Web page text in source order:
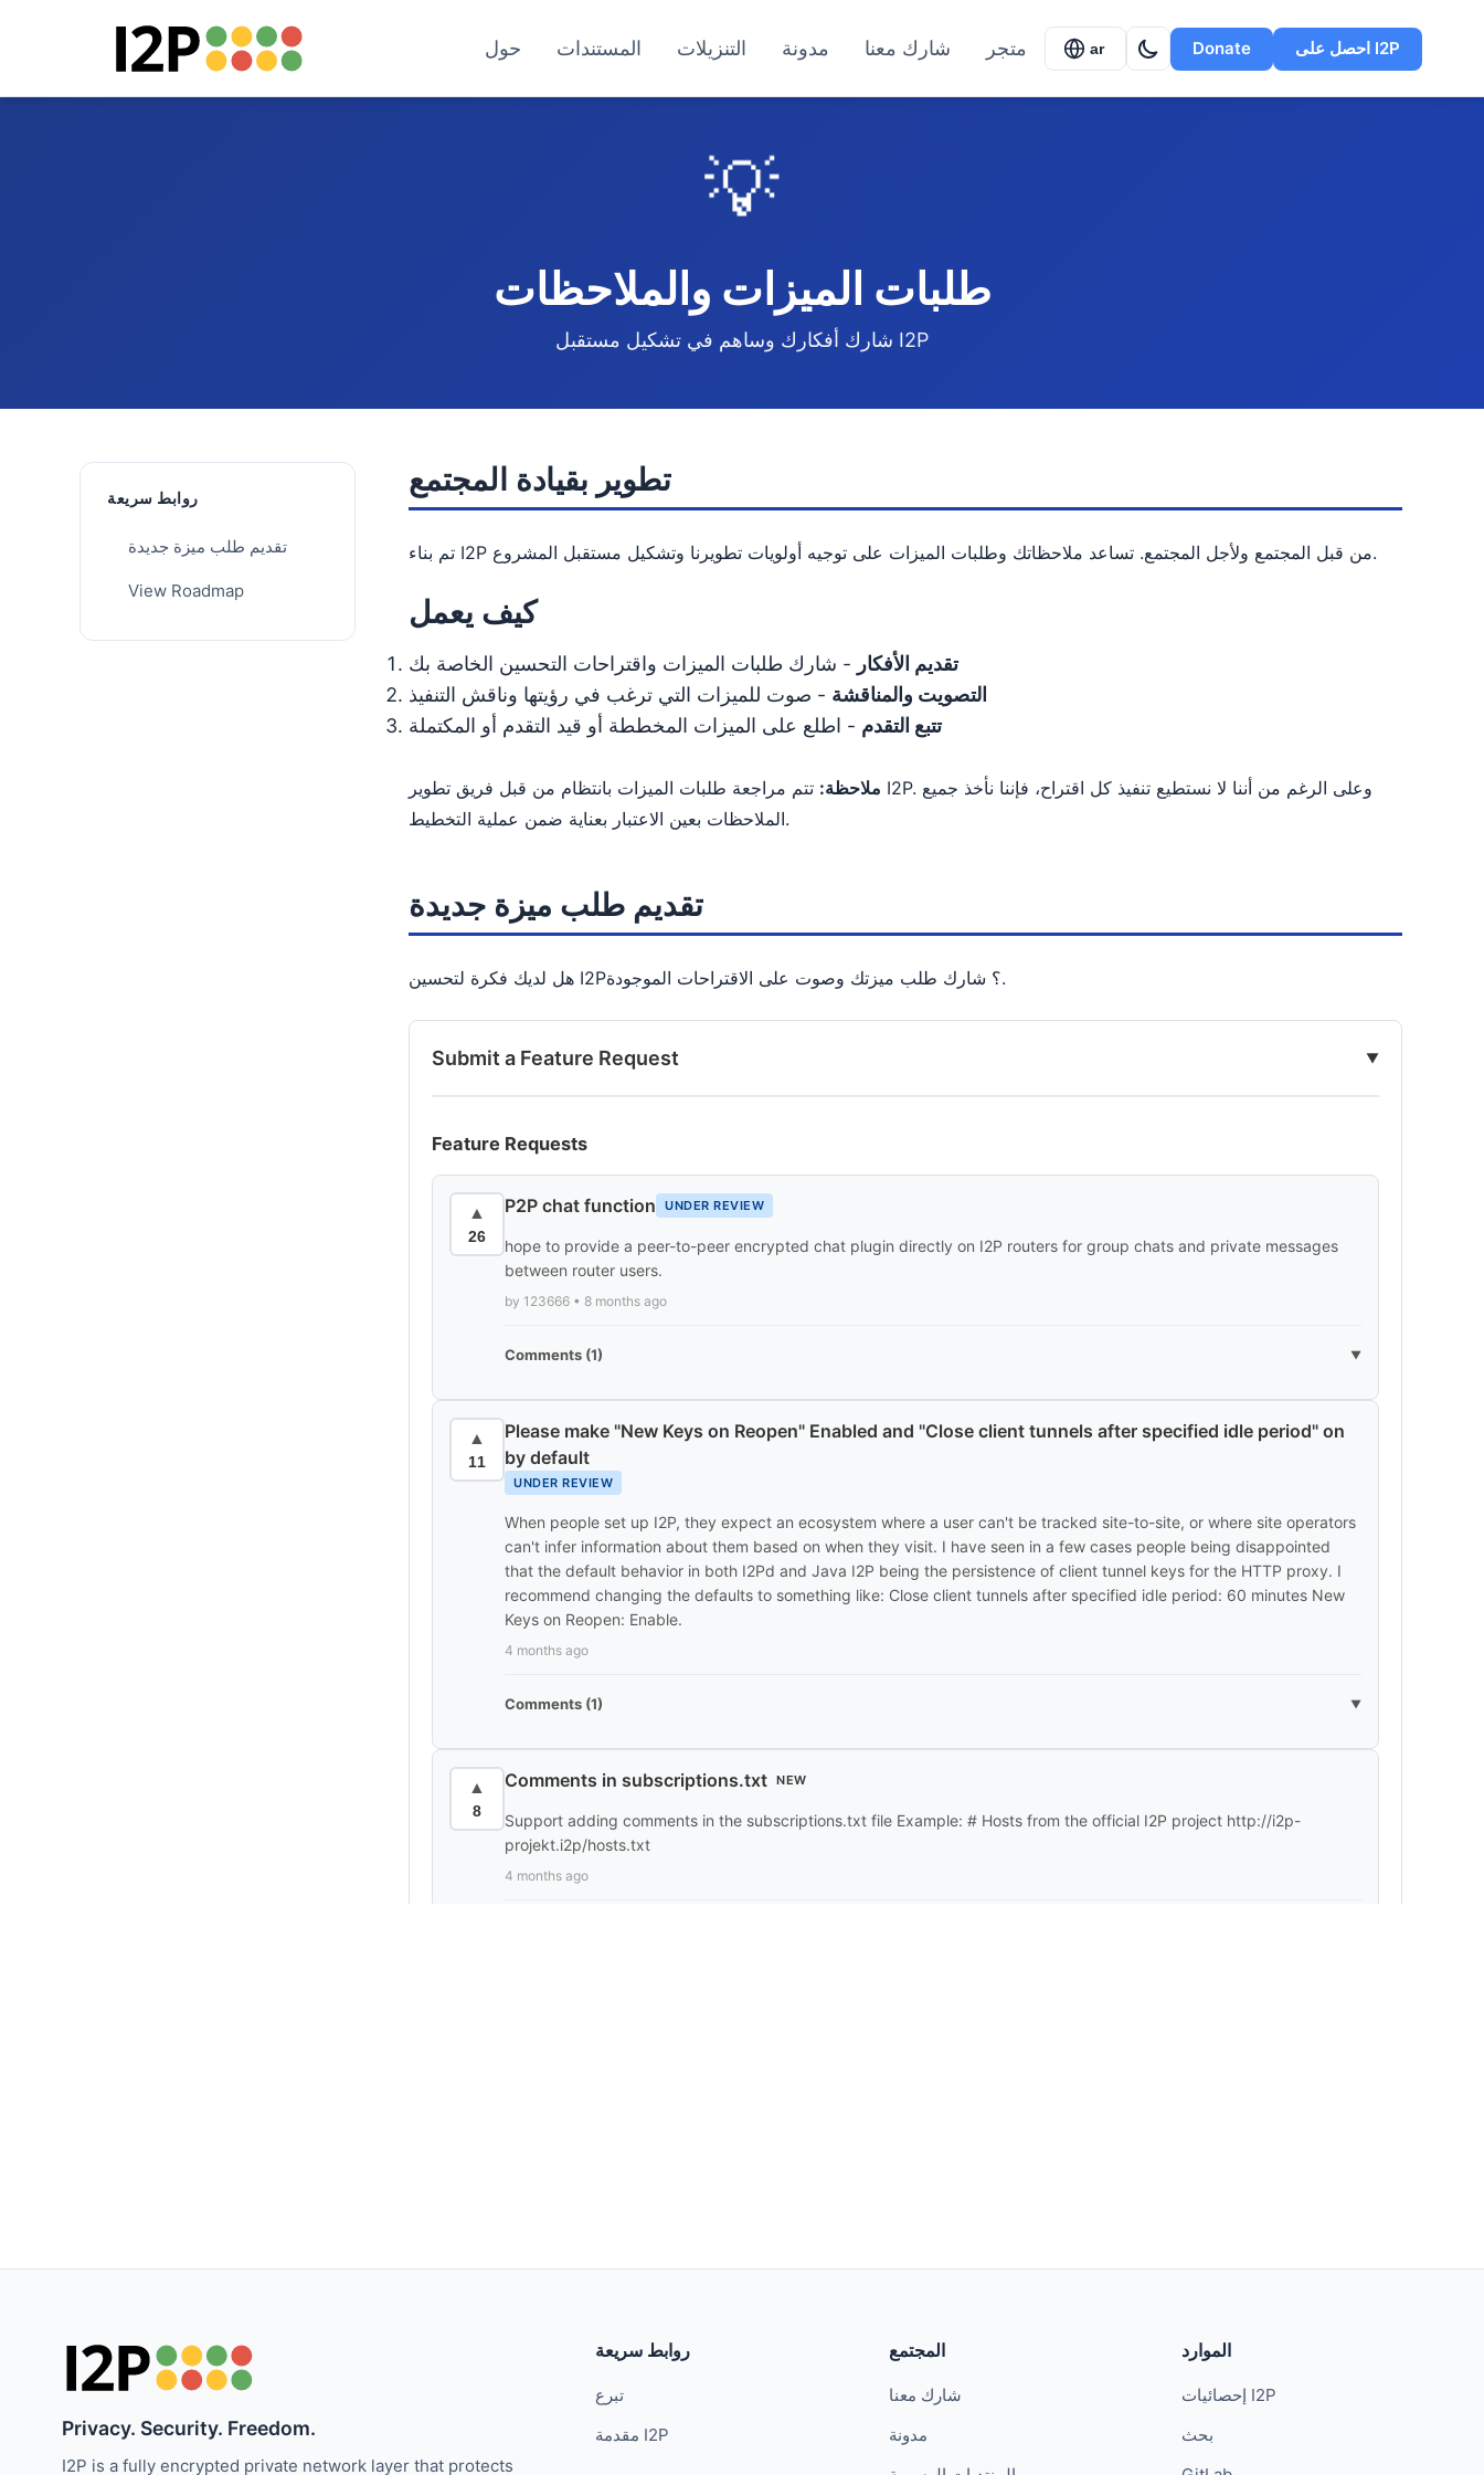
حول المستندات التنزيلات مدونة شارك معنا متجر ar Donate احصل على I2P
💡
طلبات الميزات والملاحظات
شارك أفكارك وساهم في تشكيل مستقبل I2P
روابط سريعة
تقديم طلب ميزة جديدة
View Roadmap
تطوير بقيادة المجتمع
تم بناء I2P من قبل المجتمع ولأجل المجتمع. تساعد ملاحظاتك وطلبات الميزات على توجيه أولويات تطويرنا وتشكيل مستقبل المشروع.
كيف يعمل
تقديم الأفكار - شارك طلبات الميزات واقتراحات التحسين الخاصة بك
التصويت والمناقشة - صوت للميزات التي ترغب في رؤيتها وناقش التنفيذ
تتبع التقدم - اطلع على الميزات المخططة أو قيد التقدم أو المكتملة
ملاحظة: تتم مراجعة طلبات الميزات بانتظام من قبل فريق تطوير I2P. وعلى الرغم من أننا لا نستطيع تنفيذ كل اقتراح، فإننا نأخذ جميع
الملاحظات بعين الاعتبار بعناية ضمن عملية التخطيط.
تقديم طلب ميزة جديدة
هل لديك فكرة لتحسين I2P؟ شارك طلب ميزتك وصوت على الاقتراحات الموجودة.
Privacy. Security. Freedom.
I2P is a fully encrypted private network layer that protects
روابط سريعة
تبرع
مقدمة I2P
المجتمع
شارك معنا
مدونة
الموارد
إحصائيات I2P
بحث